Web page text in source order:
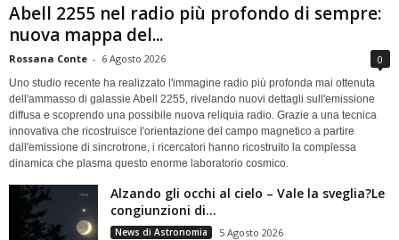
Abell 2255 nel radio più profondo di sempre:
nuova mappa del...
Rossana Conte - 6 Agosto 2026 0
Uno studio recente ha realizzato l'immagine radio più profonda mai ottenuta
dell'ammasso di galassie Abell 2255, rivelando nuovi dettagli sull'emissione
diffusa e scoprendo una possibile nuova reliquia radio. Grazie a una tecnica
innovativa che ricostruisce l'orientazione del campo magnetico a partire
dall'emissione di sincrotrone, i ricercatori hanno ricostruito la complessa
dinamica che plasma questo enorme laboratorio cosmico.
Alzando gli occhi al cielo – Vale la sveglia?Le
congiunzioni di...
News di Astronomia 5 Agosto 2026